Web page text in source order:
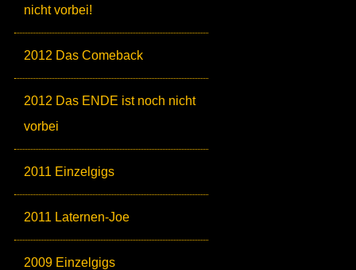
nicht vorbei!
2012 Das Comeback
2012 Das ENDE ist noch nicht
vorbei
2011 Einzelgigs
2011 Laternen-Joe
2009 Einzelgigs